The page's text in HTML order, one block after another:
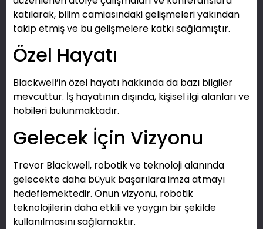
katılarak, bilim camiasındaki gelişmeleri yakından
takip etmiş ve bu gelişmelere katkı sağlamıştır.
Özel Hayatı
Blackwell’in özel hayatı hakkında da bazı bilgiler
mevcuttur. İş hayatının dışında, kişisel ilgi alanları ve
hobileri bulunmaktadır.
Gelecek İçin Vizyonu
Trevor Blackwell, robotik ve teknoloji alanında
gelecekte daha büyük başarılara imza atmayı
hedeflemektedir. Onun vizyonu, robotik
teknolojilerin daha etkili ve yaygın bir şekilde
kullanılmasını sağlamaktır.